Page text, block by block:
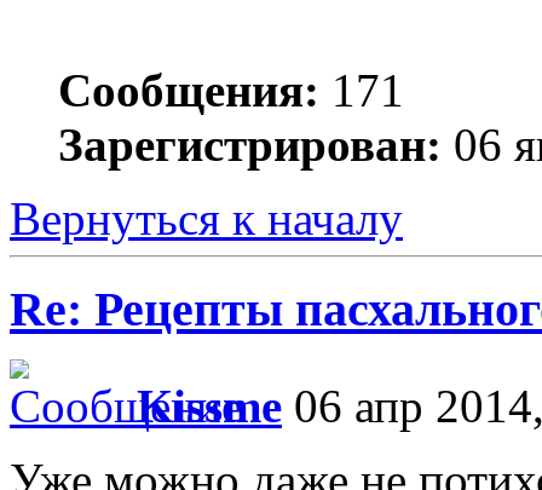
Сообщения: 171
Зарегистрирован: 06
Вернуться к началу
Re: Рецепты
Kissme 06 апр